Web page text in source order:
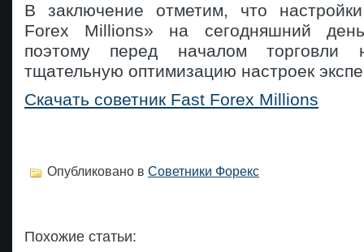
В заключение отметим, что
Forex Millions» на сегодняшний
поэтому перед началом торговли
тщательную оптимизацию настроек
Скачать советник Fast Forex Millions
Опубликовано в Советники Форекс
Похожие статьи: